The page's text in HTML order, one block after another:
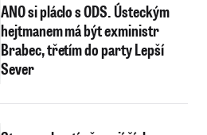
ANO si pláclo s ODS. Ústeckým
hejtmanem má být exministr
Brabec, třetím do party Lepší
Sever